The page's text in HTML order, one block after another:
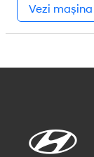
Vezi mașina